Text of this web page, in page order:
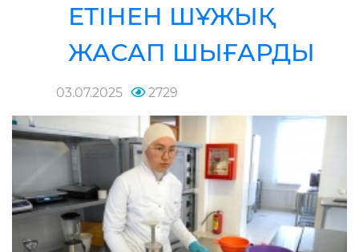
ЕТІНЕН ШҰЖЫҚ
ЖАСАП ШЫҒАРДЫ
03.07.2025 2729